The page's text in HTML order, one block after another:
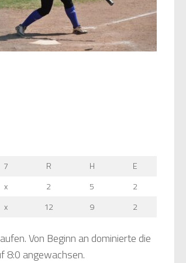
7 R H
E
x 2 5
2
x 12 9 2
Von Beginn an dominierte die
8:0 angewachsen.